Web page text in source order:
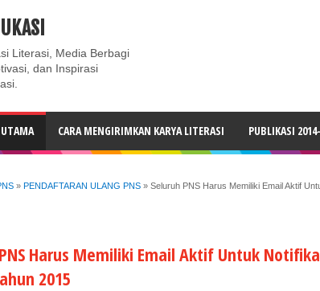
US
Literasi, Media Berbagi
dan Inspirasi
CARA MENGIRIMKAN KARYA LITERASI PUBLIKASI
» PENDAFTARAN ULANG PNS » Seluruh PNS Harus Memiliki Email Aktif
Harus Memiliki Email Aktif Untuk
2015